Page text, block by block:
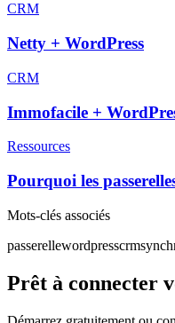
CRM
Netty + WordPress
CRM
Immofacile +
Ressources
Pourquoi les
Mots-clés associés
passerellewordpresscrm
Prêt à connecter